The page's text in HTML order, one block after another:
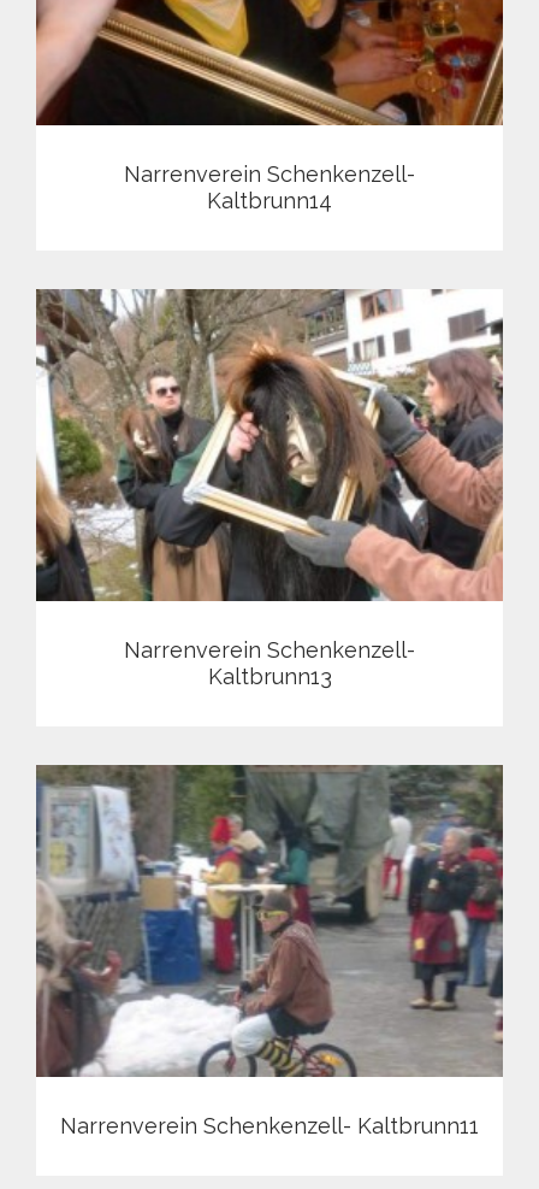
Narrenverein Schenkenzell-
Kaltbrunn14
Narrenverein Schenkenzell-
Kaltbrunn13
Narrenverein Schenkenzell- Kaltbrunn11